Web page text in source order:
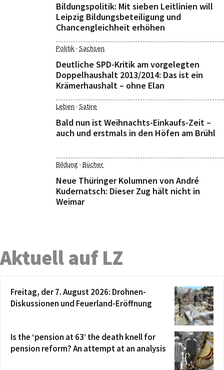
Bildungspolitik: Mit sieben Leitlinien will
Leipzig Bildungsbeteiligung und
Chancengleichheit erhöhen
Politik· Sachsen
Deutliche SPD-Kritik am vorgelegten
Doppelhaushalt 2013/2014: Das ist ein
Krämerhaushalt – ohne Elan
Leben · Satire
Bald nun ist Weihnachts-Einkaufs-Zeit –
auch und erstmals in den Höfen am Brühl
Bildung · Bücher
Neue Thüringer Kolumnen von André
Kudernatsch: Dieser Zug hält nicht in
Weimar
Aktuell auf LZ
Freitag, der 7. August 2026: Drohnen-
Diskussionen und Feuerland-Eröffnung
Is the ‘pension at 63’ the death knell for
pension reform? An attempt at an analysis